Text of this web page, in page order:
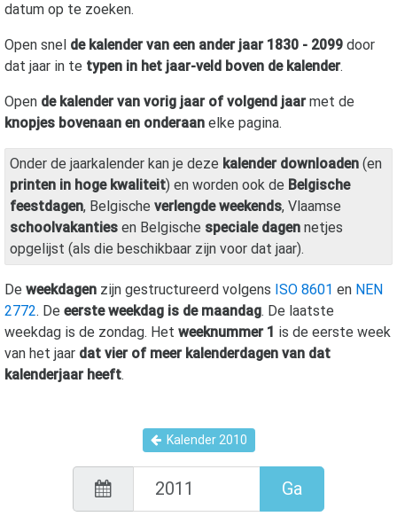
datum op te zoeken.
Open snel de kalender van een ander jaar 1830 - 2099 door
dat jaar in te typen in het jaar-veld boven de kalender.
Open de kalender van vorig jaar of volgend jaarmet de
knopjes bovenaan en onderaan elke pagina.
Onder de jaarkalender kan je deze kalender downloaden (en
printen in hoge kwaliteit) en worden ook de Belgische
feestdagen, Belgische verlengde weekends, Vlaamse
schoolvakanties en Belgische speciale dagen netjes
opgelijst (als die beschikbaar zijn voor dat jaar).
De weekdagen zijn gestructureerd volgens ISO 8601 en NEN
2772. De eerste weekdag is de maandag. De laatste
weekdag is de zondag. Het weeknummer 1 is de eerste week
van het jaar dat vier of meer kalenderdagen van dat
kalenderjaar heeft.
Kalender 2010
Ga